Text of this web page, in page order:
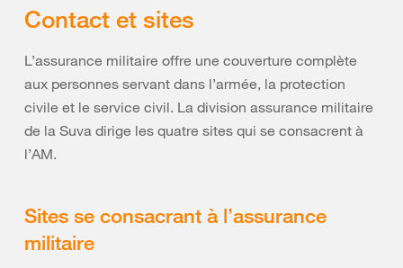
Contact et sites
L’assurance militaire offre une couverture complète
aux personnes servant dans l’armée, la protection
civile et le service civil. La division assurance militaire
de la Suva dirige les quatre sites qui se consacrent à
l’AM.
Sites se consacrant à l’assurance
militaire